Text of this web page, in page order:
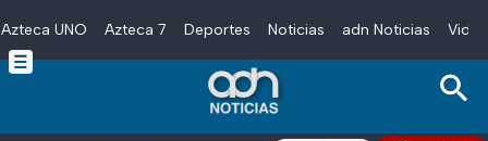
Skip to main content
Azteca UNO Azteca 7 Deportes Noticias adn Noticias